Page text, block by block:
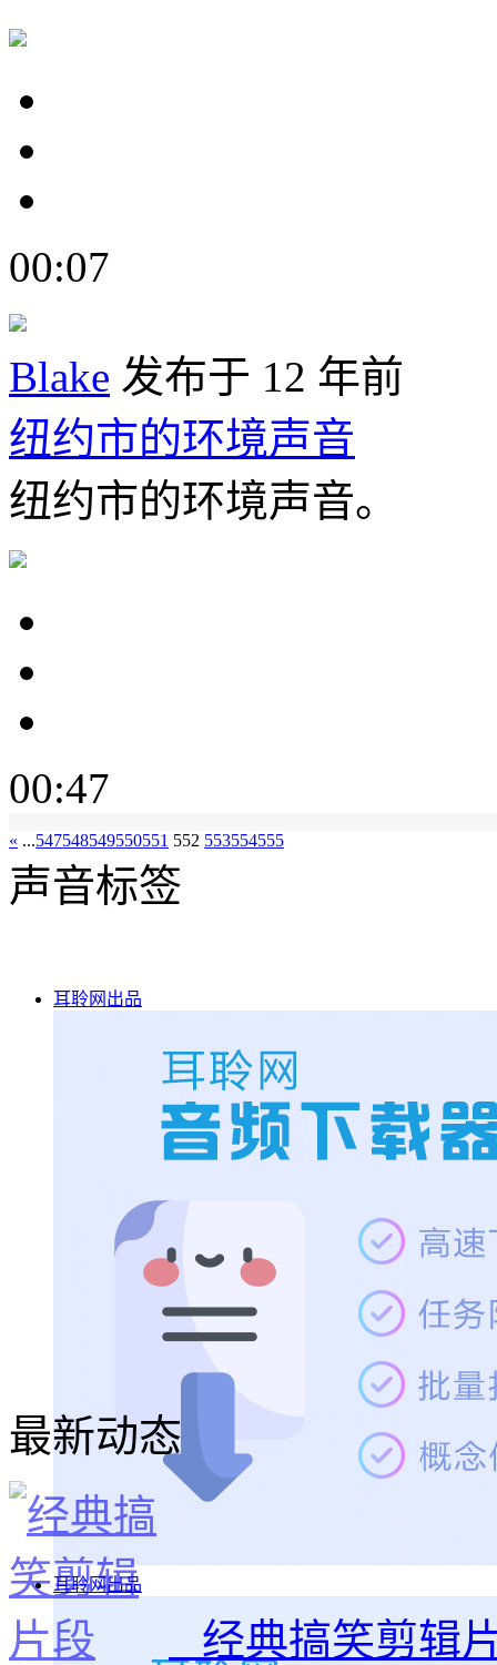
00:07
Blake 发布于 12 年前
纽约市的环境声音
纽约市的环境声音。
00:47
« ...547548549550551 552 553554555
声音标签
耳聆网出品
耳聆网出品
最新动态
经典搞笑剪辑